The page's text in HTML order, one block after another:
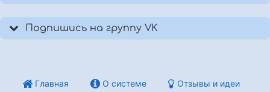
Подпишись на группу VK
Главная О системе Отзывы и идеи